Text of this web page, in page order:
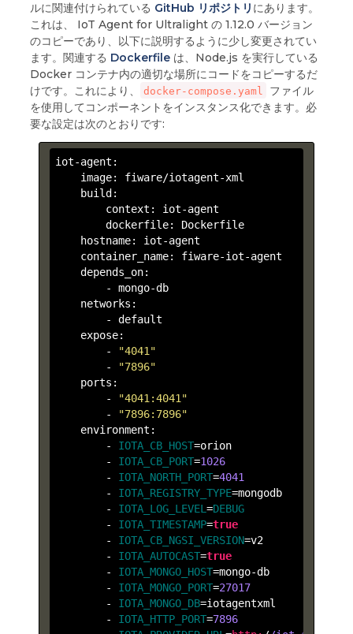
ルに関連付けられている GitHub リポジトリ にあります。
これは、 IoT Agent for Ultralight の 1.12.0 バージョン
のコピーであり、以下に説明するように少し変更されてい
ます。関連する Dockerfileは、Node.js を実行している
Docker コンテナ内の適切な場所にコードをコピーするだ
けです。これにより、
docker-compose.yaml
ファイル
を使用してコンポーネントをインスタンス化できます。必
要な設定は次のとおりです:
iot-agent:
    image: fiware/iotagent-xml
    build:
        context: iot-agent
        dockerfile: Dockerfile
    hostname: iot-agent
    container_name: fiware-iot-agent
    depends_on:
        -
mongo-db
    networks:
        -
    expose:
        -
"4041"
        -
"7896"
    ports:
        -
"4041:4041"
        -
"7896:7896"
    environment:
        -
IOTA_CB_HOST
=orion
        -
IOTA_CB_PORT=1026
        -
IOTA_NORTH_PORT=4041
        -
IOTA_REGISTRY_TYPE
=mongodb
        -
IOTA_LOG_LEVEL=DEBUG
        -
IOTA_TIMESTAMP=true
        -
IOTA_CB_NGSI_VERSION
=v2
        -
IOTA_AUTOCAST=true
        -
IOTA_MONGO_HOST
=mongo-db
        -
IOTA_MONGO_PORT=27017
        -
IOTA_MONGO_DB
        -
IOTA_HTTP_PORT=7896